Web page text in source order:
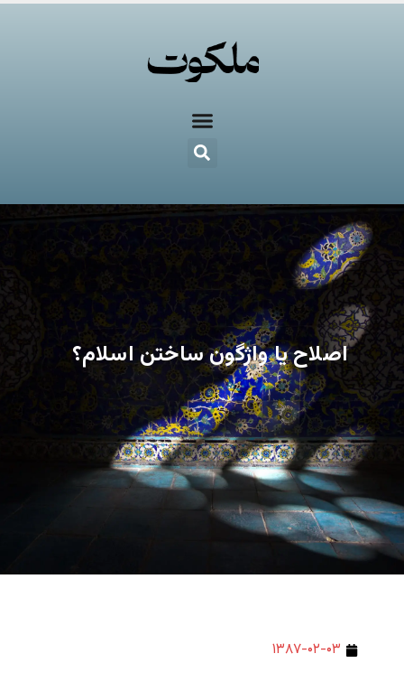
اصلاح یا واژگون ساختن اسلام؟
۱۳۸۷-۰۲-۰۳